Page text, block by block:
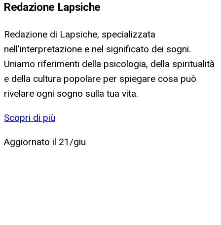
Redazione Lapsiche
Redazione di Lapsiche, specializzata
nell'interpretazione e nel significato dei sogni.
Uniamo riferimenti della psicologia, della spiritualità
e della cultura popolare per spiegare cosa può
rivelare ogni sogno sulla tua vita.
Scopri di più
Aggiornato il 21/giu